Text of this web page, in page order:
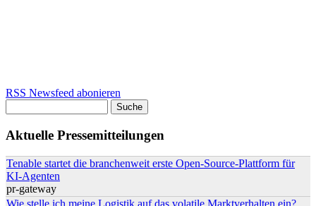
RSS Newsfeed abonieren
Aktuelle Pressemitteilungen
Tenable startet die branchenweit erste Open-Source-Plattform für
KI-Agenten
pr-gateway